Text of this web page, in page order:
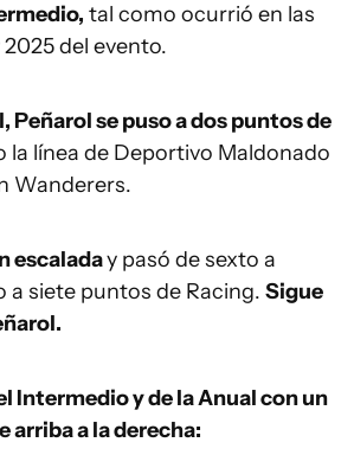
tal como ocurrió en las
del evento.
Peñarol se puso a dos puntos de
la línea de Deportivo Maldonado
Wanderers.
escaladay pasó de sexto a
siete puntos de Racing. Sigue
Intermedio y de la Anual con un
arriba a la derecha: